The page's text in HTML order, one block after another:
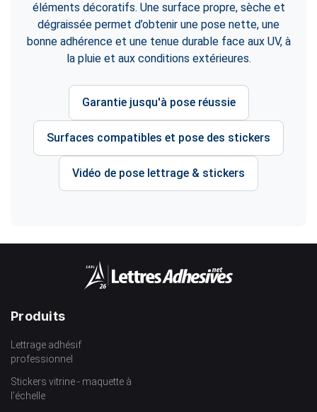
éléments décoratifs. Une surface propre, sèche et
dégraissée permet d’obtenir une pose nette, une
bonne adhérence et une tenue durable face aux UV, à
la pluie et aux conditions extérieures.
Garantie jusqu'à pose réussie
Surfaces compatibles et pose des stickers
Vidéo de pose lettrage & stickers
Produits
Lettrage adhésif
professionnel
Stickers vitrine - maquette à
l’échelle